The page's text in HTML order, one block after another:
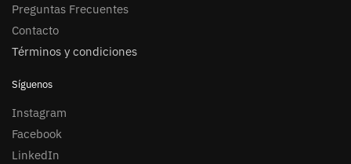
Preguntas Frecuentes
Contacto
Términos y condiciones
Síguenos
Instagram
Facebook
LinkedIn